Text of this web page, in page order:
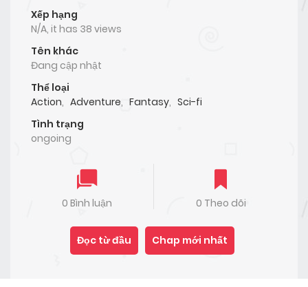
Xếp hạng
N/A, it has 38 views
Tên khác
Đang cập nhật
Thể loại
Action, Adventure, Fantasy, Sci-fi
Tình trạng
ongoing
0 Bình luận 0 Theo dõi
Đọc từ đầu Chap mới nhất